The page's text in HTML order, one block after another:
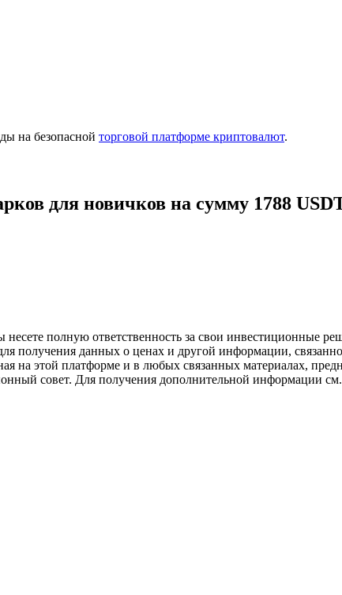
на безопасной торговой платформе криптовалют.
для новичков на сумму 1788
полную ответственность за свои инвестиционные
получения данных о ценах и другой информации,
на этой платформе и в любых связанных материалах,
совет. Для получения дополнительной информации